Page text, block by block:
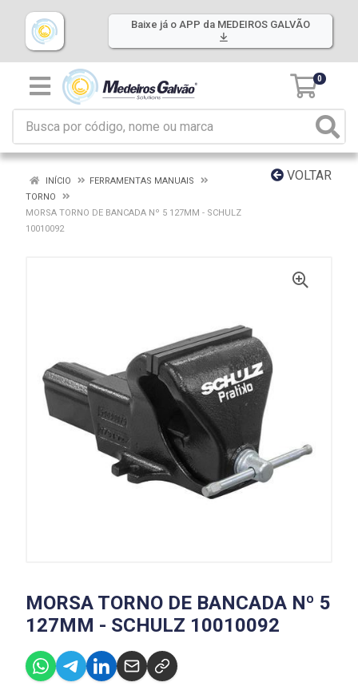
Baixe já o APP da MEDEIROS GALVÃO
0
VOLTAR
INÍCIO
FERRAMENTAS MANUAIS
TORNO
MORSA TORNO DE BANCADA Nº 5 127MM - SCHULZ
10010092
MORSA TORNO DE BANCADA Nº 5
127MM - SCHULZ 10010092